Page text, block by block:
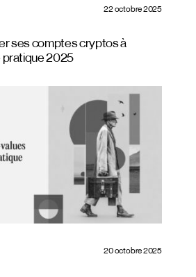
22 octobre 2025
ses comptes cryptos à
pratique 2025
20 octobre 2025